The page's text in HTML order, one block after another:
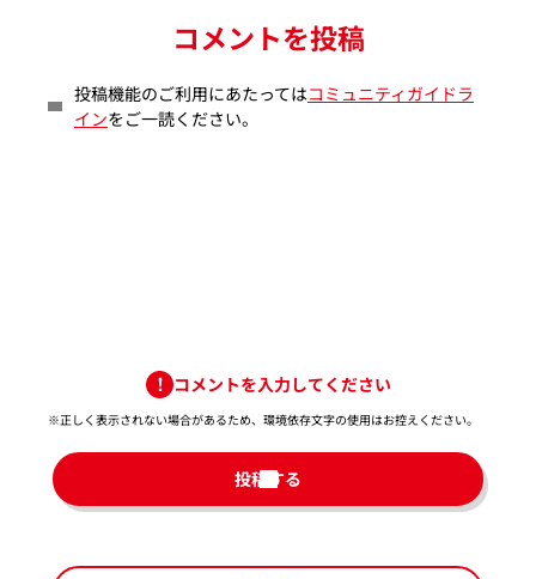
コメントを投稿
投稿機能のご利用にあたってはコミュニティガイドラ
インをご一読ください。
コメントを入力してください
※正しく表示されない場合があるため、環境依存文字の使用はお控えください。​
投稿する